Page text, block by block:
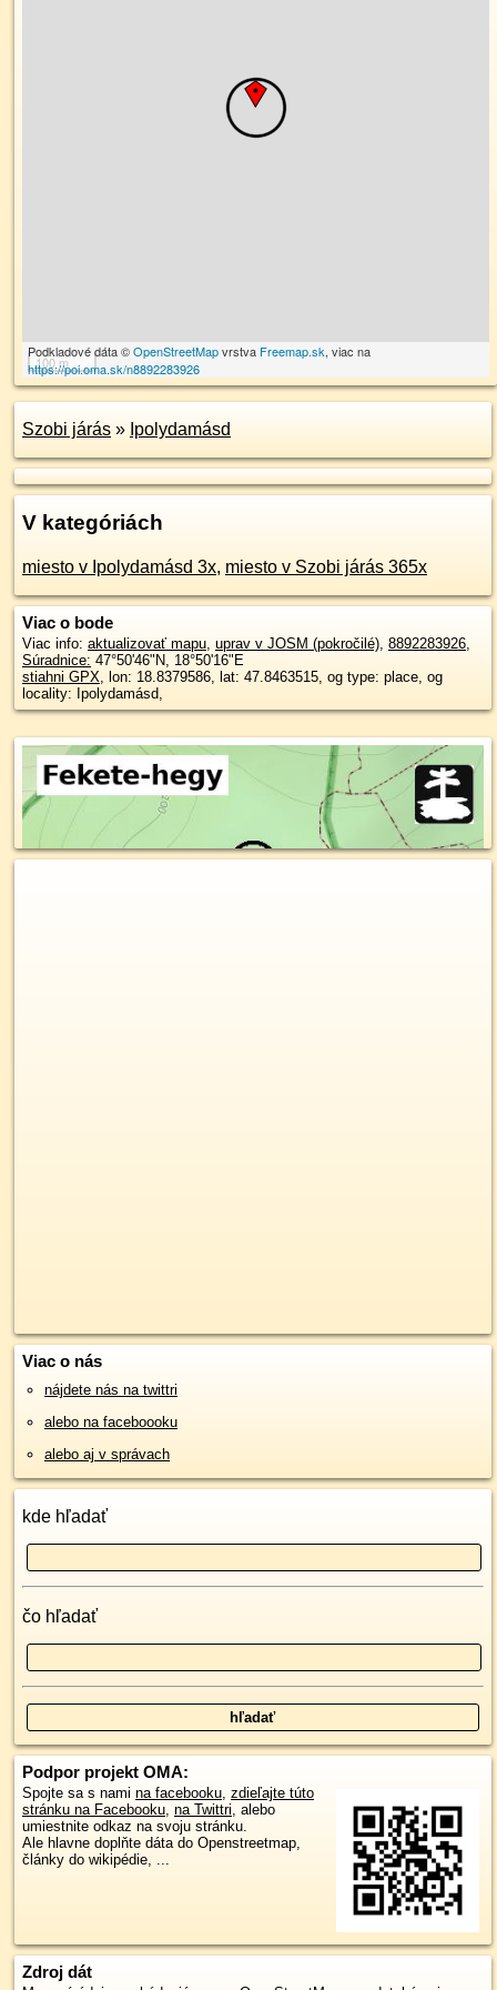
100 m
Podkladové dáta ©OpenStreetMapvrstva Freemap.sk, viac na
https://poi.oma.sk/n8892283926
Szobi járás » Ipolydamásd
V kategóriách
miesto v Ipolydamásd 3x, miesto v Szobi járás 365x
Viac o bode
Viac info: aktualizovať mapu, uprav v JOSM (pokročilé), 8892283926,
Súradnice: 47°50'46"N, 18°50'16"E
stiahni GPX, lon: 18.8379586, lat: 47.8463515, og type: place, og
locality: Ipolydamásd,
Viac o nás
nájdete nás na twittri
alebo na faceboooku
alebo aj v správach
kde hľadať
čo hľadať
Podpor projekt OMA:
Spojte sa s nami na facebooku, zdieľajte túto
stránku na Facebooku, na Twittri, alebo
umiestnite odkaz na svoju stránku.
Ale hlavne doplňte dáta do Openstreetmap,
články do wikipédie, ...
Zdroj dát